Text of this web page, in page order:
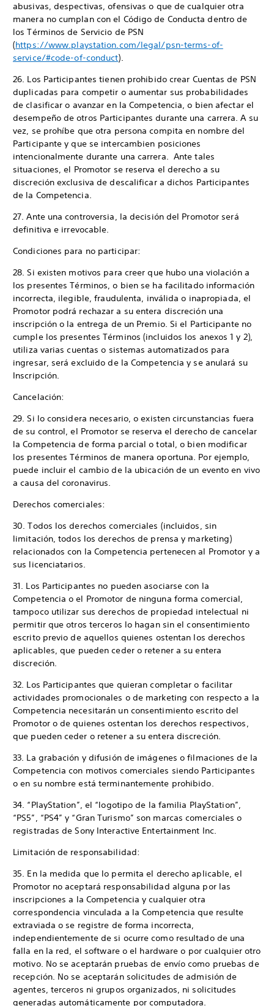
abusivas, despectivas, ofensivas o que de cualquier otra
manera no cumplan con el Código de Conducta dentro de
los Términos de Servicio de PSN
(https://www.playstation.com/legal/psn-terms-of-
service/#code-of-conduct).
26. Los Participantes tienen prohibido crear Cuentas de PSN
duplicadas para competir o aumentar sus probabilidades
de clasificar o avanzar en la Competencia, o bien afectar el
desempeño de otros Participantes durante una carrera. A su
vez, se prohíbe que otra persona compita en nombre del
Participante y que se intercambien posiciones
intencionalmente durante una carrera. Ante tales
situaciones, el Promotor se reserva el derecho a su
discreción exclusiva de descalificar a dichos Participantes
de la Competencia.
27. Ante una controversia, la decisión del Promotor será
definitiva e irrevocable.
Condiciones para no participar:
28. Si existen motivos para creer que hubo una violación a
los presentes Términos, o bien se ha facilitado información
incorrecta, ilegible, fraudulenta, inválida o inapropiada, el
Promotor podrá rechazar a su entera discreción una
inscripción o la entrega de un Premio. Si el Participante no
cumple los presentes Términos (incluidos los anexos 1 y 2),
utiliza varias cuentas o sistemas automatizados para
ingresar, será excluido de la Competencia y se anulará su
Inscripción.
Cancelación:
29. Si lo considera necesario, o existen circunstancias fuera
de su control, el Promotor se reserva el derecho de cancelar
la Competencia de forma parcial o total, o bien modificar
los presentes Términos de manera oportuna. Por ejemplo,
puede incluir el cambio de la ubicación de un evento en vivo
a causa del coronavirus.
Derechos comerciales:
30. Todos los derechos comerciales (incluidos, sin
limitación, todos los derechos de prensa y marketing)
relacionados con la Competencia pertenecen al Promotor y a
sus licenciatarios.
31. Los Participantes no pueden asociarse con la
Competencia o el Promotor de ninguna forma comercial,
tampoco utilizar sus derechos de propiedad intelectual ni
permitir que otros terceros lo hagan sin el consentimiento
escrito previo de aquellos quienes ostentan los derechos
aplicables, que pueden ceder o retener a su entera
discreción.
32. Los Participantes que quieran completar o facilitar
actividades promocionales o de marketing con respecto a la
Competencia necesitarán un consentimiento escrito del
Promotor o de quienes ostentan los derechos respectivos,
que pueden ceder o retener a su entera discreción.
33. La grabación y difusión de imágenes o filmaciones de la
Competencia con motivos comerciales siendo Participantes
o en su nombre está terminantemente prohibido.
34. “PlayStation”, el “logotipo de la familia PlayStation”,
“PS5”, “PS4” y “Gran Turismo” son marcas comerciales o
registradas de Sony Interactive Entertainment Inc.
Limitación de responsabilidad:
35. En la medida que lo permita el derecho aplicable, el
Promotor no aceptará responsabilidad alguna por las
inscripciones a la Competencia y cualquier otra
correspondencia vinculada a la Competencia que resulte
extraviada o se registre de forma incorrecta,
independientemente de si ocurre como resultado de una
falla en la red, el software o el hardware o por cualquier otro
motivo. No se aceptarán pruebas de envío como pruebas de
recepción. No se aceptarán solicitudes de admisión de
agentes, terceros ni grupos organizados, ni solicitudes
generadas automáticamente por computadora.